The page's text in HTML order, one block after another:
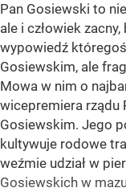
Pan Gosiewski to
ale i człowiek
wypowiedź
Gosiewskim, ale
Mowa w nim o
wicepremiera rządu
Gosiewskim. Jego
kultywuje rodowe
weźmie udział w
Gosiewskich w